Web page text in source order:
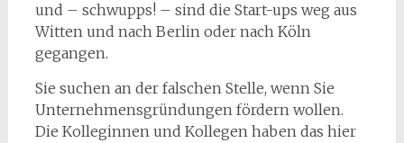
und – schwupps! – sind die Start-ups weg aus
Witten und nach Berlin oder nach Köln
gegangen.
Sie suchen an der falschen Stelle, wenn Sie
Unternehmensgründungen fördern wollen.
Die Kolleginnen und Kollegen haben das hier